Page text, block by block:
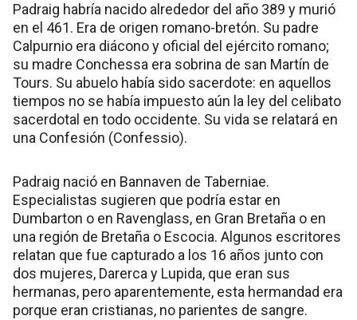
Padraig habría nacido alrededor del año 389 y murió
en el 461. Era de origen romano-bretón. Su padre
Calpurnio era diácono y oficial del ejército romano;
su madre Conchessa era sobrina de san Martín de
Tours. Su abuelo había sido sacerdote: en aquellos
tiempos no se había impuesto aún la ley del celibato
sacerdotal en todo occidente. Su vida se relatará en
una Confesión (Confessio).
Padraig nació en Bannaven de Taberniae.
Especialistas sugieren que podría estar en
Dumbarton o en Ravenglass, en Gran Bretaña o en
una región de Bretaña o Escocia. Algunos escritores
relatan que fue capturado a los 16 años junto con
dos mujeres, Darerca y Lupida, que eran sus
hermanas, pero aparentemente, esta hermandad era
porque eran cristianas, no parientes de sangre.